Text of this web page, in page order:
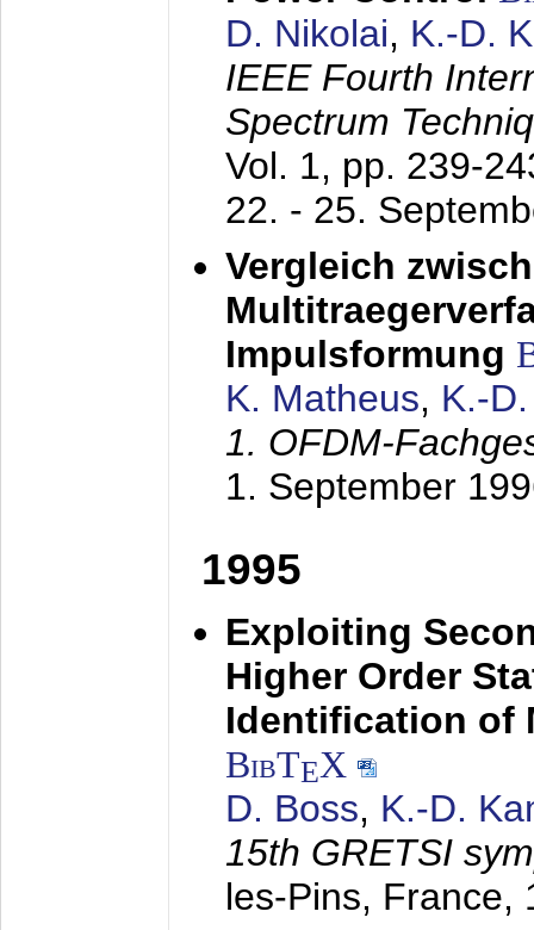
D. Nikolai, K.-D.
IEEE Fourth
Spectrum
Vol. 1, pp. 239-
22. - 25.
Vergleich
Impulsformung
K. Matheus, K.-
1. OFDM-
1. September
1995
Exploiting
Higher Order
Identification of
BibTEX
D. Boss, K.-D.
15th GRETSI
les-Pins, France,